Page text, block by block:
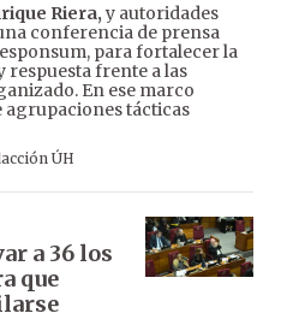
Riera, y autoridades
conferencia de prensa
para fortalecer la
respuesta frente a las
En ese marco
tácticas
ÚH
a 36 los
que